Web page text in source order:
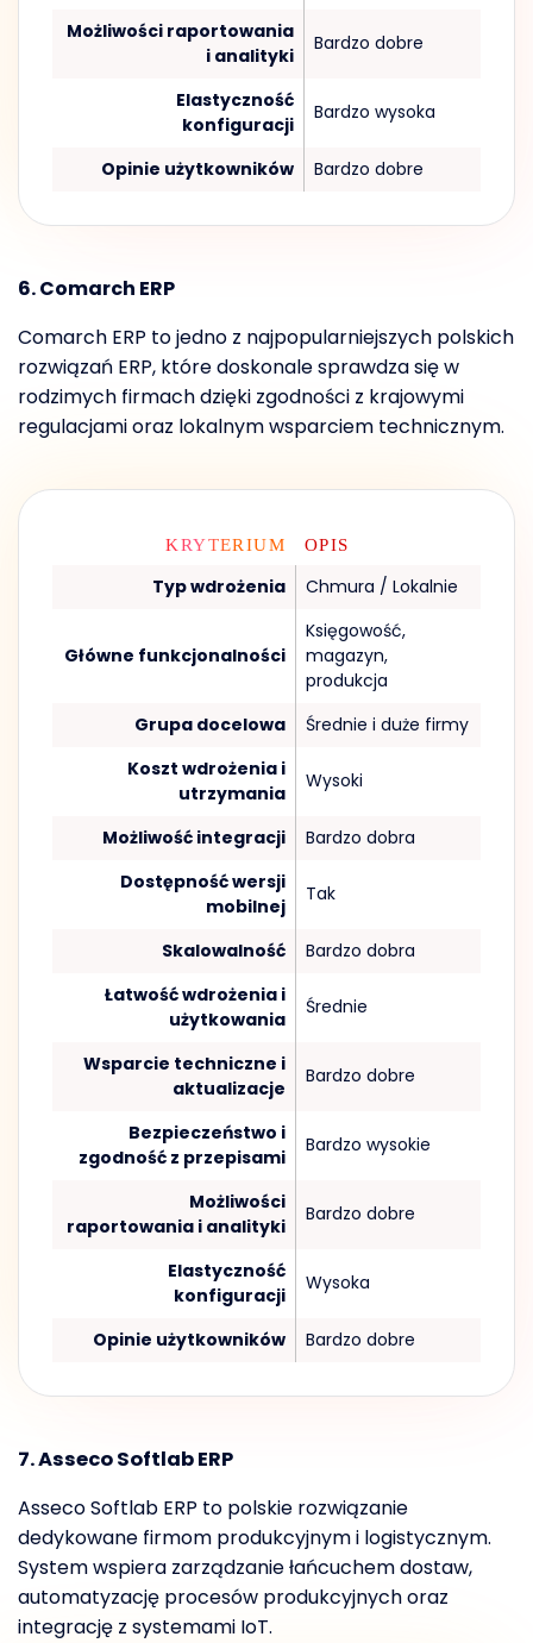
Możliwości raportowania
i analityki
Bardzo dobre
Elastyczność
konfiguracji
Bardzo wysoka
Opinie użytkowników Bardzo dobre
6. Comarch ERP
Comarch ERP to jedno z najpopularniejszych polskich
rozwiązań ERP, które doskonale sprawdza się w
rodzimych firmach dzięki zgodności z krajowymi
regulacjami oraz lokalnym wsparciem technicznym.
KRYTERIUM OPIS
Typ wdrożenia Chmura / Lokalnie
Główne funkcjonalności
Księgowość,
magazyn,
produkcja
Grupa docelowa
Średnie i duże firmy
Koszt wdrożenia i
utrzymania
Wysoki
Możliwość integracji
Bardzo dobra
Dostępność wersji
mobilnej
Tak
Skalowalność
Bardzo dobra
Łatwość wdrożenia i
użytkowania
Średnie
Wsparcie techniczne i
aktualizacje
Bardzo dobre
Bezpieczeństwo i
zgodność z przepisami
Bardzo wysokie
Możliwości
raportowania i analityki
Bardzo dobre
Elastyczność
konfiguracji
Wysoka
Opinie użytkowników Bardzo dobre
7. Asseco Softlab ERP
Asseco Softlab ERP to polskie rozwiązanie
dedykowane firmom produkcyjnym i logistycznym.
System wspiera zarządzanie łańcuchem dostaw,
automatyzację procesów produkcyjnych oraz
integrację z systemami IoT.